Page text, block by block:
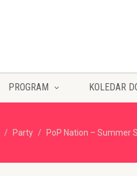
PROGRAM KOLEDAR
Party PoP Nation – Summer